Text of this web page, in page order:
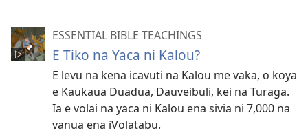
ESSENTIAL BIBLE TEACHINGS
E Tiko na Yaca ni Kalou?
E levu na kena icavuti na Kalou me vaka, o koya
e Kaukaua Duadua, Dauveibuli, kei na Turaga.
Ia e volai na yaca ni Kalou ena sivia ni 7,000 na
vanua ena iVolatabu.